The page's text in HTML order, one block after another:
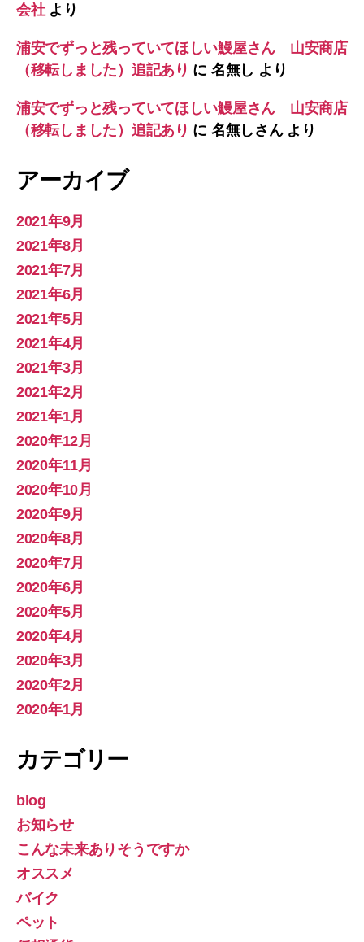
会社より
浦安でずっと残っていてほしい鰻屋さん 山安商店
（移転しました）追記あり に 名無し より
浦安でずっと残っていてほしい鰻屋さん 山安商店
（移転しました）追記あり に 名無しさんより
アーカイブ
2021年9月
2021年8月
2021年7月
2021年6月
2021年5月
2021年4月
2021年3月
2021年2月
2021年1月
2020年12月
2020年11月
2020年10月
2020年9月
2020年8月
2020年7月
2020年6月
2020年5月
2020年4月
2020年3月
2020年2月
2020年1月
カテゴリー
blog
お知らせ
こんな未来ありそうですか
オススメ
バイク
ペット